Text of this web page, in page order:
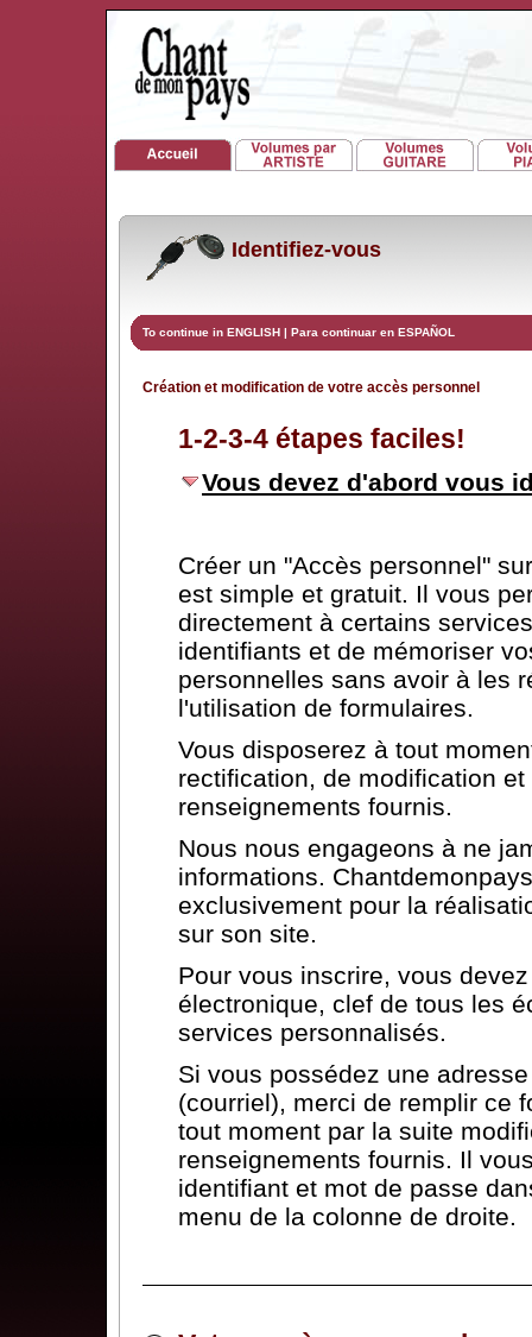
Identifiez-vous
To continue in ENGLISH | Para continuar en ESPAÑOL
Création et modification de votre accès personnel
1-2-3-4 étapes faciles!
Vous devez d'abord vous
Créer un "Accès personnel"
est simple et gratuit. Il vous
directement à certains
identifiants et de mémoriser
personnelles sans avoir à les
l'utilisation de formulaires.
Vous disposerez à tout
rectification, de modification
renseignements fournis.
Nous nous engageons à ne
informations.
exclusivement pour la
sur son site.
Pour vous inscrire, vous
électronique, clef de tous les
services personnalisés.
Si vous possédez une
(courriel), merci de remplir ce
tout moment par la suite
renseignements fournis. Il
identifiant et mot de passe
menu de la colonne de droite.